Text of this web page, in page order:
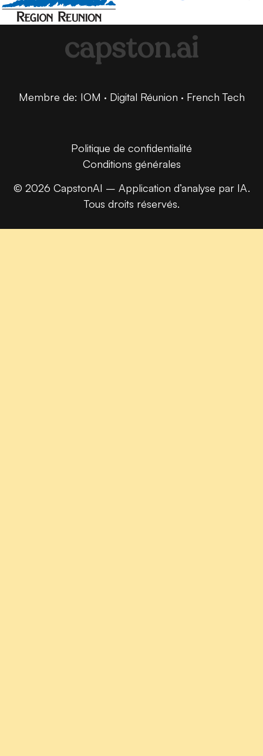
capston.ai
Membre de: IOM · Digital Réunion · French Tech
Politique de confidentialité
© 2026 CapstonAI – Application d’analyse par IA.
Tous droits réservés.
Conditions générales